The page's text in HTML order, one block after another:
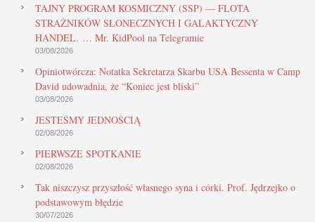
TAJNY PROGRAM KOSMICZNY (SSP) — FLOTA
STRAŻNIKÓW SŁONECZNYCH I GALAKTYCZNY
HANDEL. … Mr. KidPool na Telegramie
03/08/2026
Opiniotwórcza: Notatka Sekretarza Skarbu USA Bessenta w Camp
David udowadnia, że “Koniec jest bliski”
03/08/2026
JESTEŚMY JEDNOŚCIĄ
02/08/2026
PIERWSZE SPOTKANIE
02/08/2026
Tak niszczysz przyszłość własnego syna i córki. Prof. Jędrzejko o
podstawowym błędzie
30/07/2026